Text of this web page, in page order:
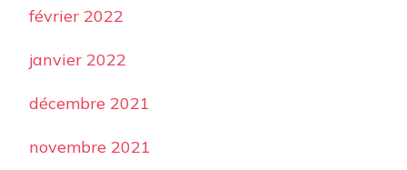
février 2022
janvier 2022
décembre 2021
novembre 2021